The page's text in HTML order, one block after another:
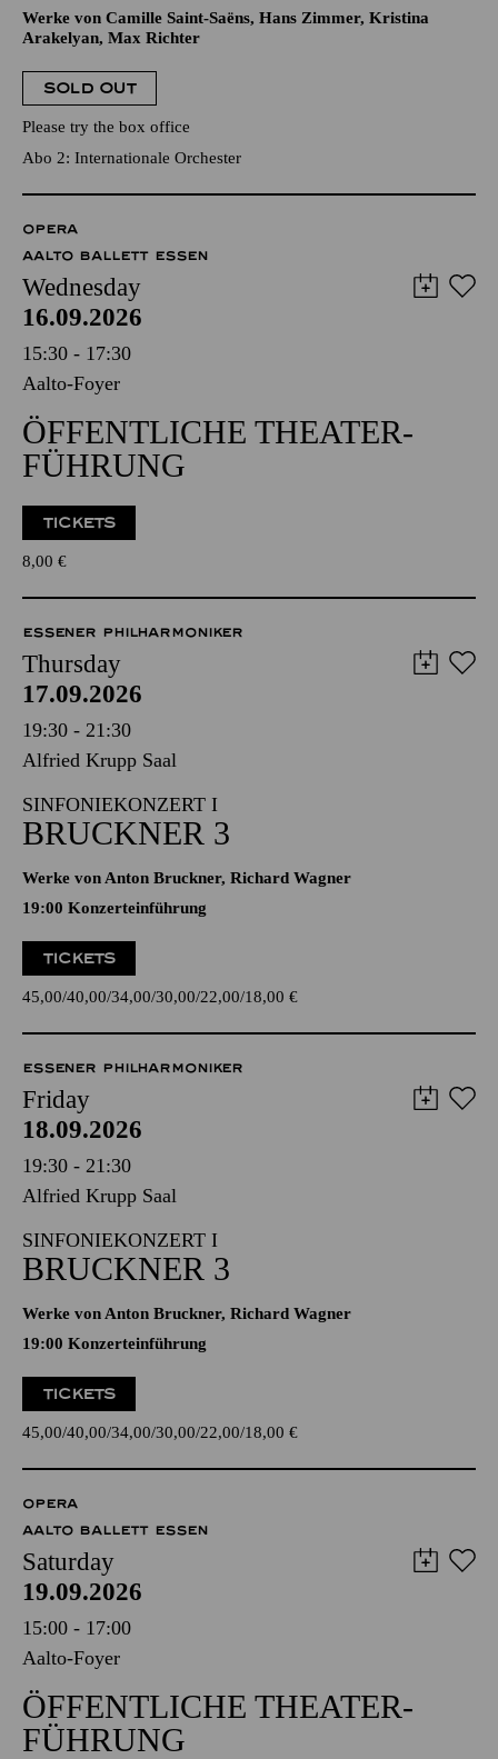
Werke von Camille Saint-Saëns, Hans Zimmer, Kristina
Arakelyan, Max Richter
SOLD OUT
Please try the box office
Abo 2: Internationale Orchester
OPERA
AALTO BALLETT ESSEN
Wednesday
16.09.2026
15:30 - 17:30
Aalto-Foyer
ÖFFENTLICHE THEATER­
FÜHRUNG
TICKETS
8,00 €
ESSENER PHILHARMONIKER
Thursday
17.09.2026
19:30 - 21:30
Alfried Krupp Saal
SINFONIEKONZERT I
BRUCKNER 3
Werke von Anton Bruckner, Richard Wagner
19:00 Konzerteinführung
TICKETS
45,00 40,00 34,00 30,00 22,00 18,00 €
ESSENER PHILHARMONIKER
Friday
18.09.2026
19:30 - 21:30
Alfried Krupp Saal
SINFONIEKONZERT I
BRUCKNER 3
Werke von Anton Bruckner, Richard Wagner
19:00 Konzerteinführung
TICKETS
45,00 40,00 34,00 30,00 22,00 18,00 €
OPERA
AALTO BALLETT ESSEN
Saturday
19.09.2026
15:00 - 17:00
Aalto-Foyer
ÖFFENTLICHE THEATER­
FÜHRUNG